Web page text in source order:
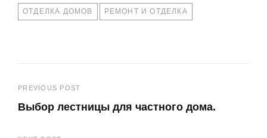
TAGS
ОТДЕЛКА ДОМОВ РЕМОНТ И ОТДЕЛКА
Навигация
по
PREVIOUS POST
Выбор лестницы для частного дома.